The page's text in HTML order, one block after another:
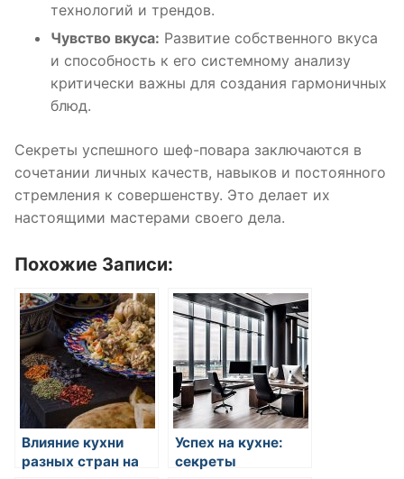
технологий и трендов.
Чувство вкуса: Развитие собственного вкуса
и способность к его системному анализу
критически важны для создания гармоничных
блюд.
Секреты успешного шеф-повара заключаются в
сочетании личных качеств, навыков и постоянного
стремления к совершенству. Это делает их
настоящими мастерами своего дела.
Похожие Записи:
Влияние кухни
разных стран на
Успех на кухне:
секреты